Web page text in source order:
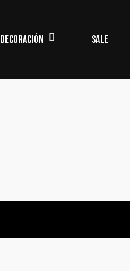
Decoración Sale